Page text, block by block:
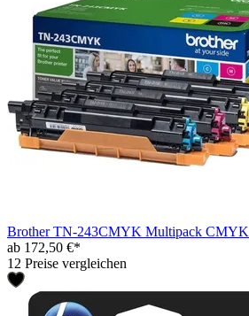
Brother TN-243CMYK Multipack CMYK
ab 172,50 €*
12 Preise vergleichen